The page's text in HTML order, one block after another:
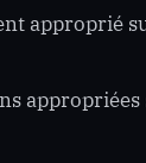
approprié